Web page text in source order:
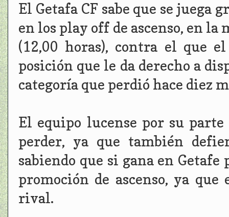
El Getafa CF sabe que se juega
en los play off de ascenso, en
(12,00 horas), contra el que
posición que le da derecho a
categoría que perdió hace diez
El equipo lucense por su
perder, ya que también
sabiendo que si gana en Getafe
promoción de ascenso, ya
rival.